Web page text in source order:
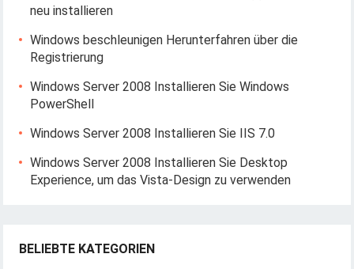
neu installieren
Windows beschleunigen Herunterfahren über die
Registrierung
Windows Server 2008 Installieren Sie Windows
PowerShell
Windows Server 2008 Installieren Sie IIS 7.0
Windows Server 2008 Installieren Sie Desktop
Experience, um das Vista-Design zu verwenden
BELIEBTE KATEGORIEN